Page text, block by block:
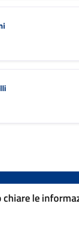
chiare le